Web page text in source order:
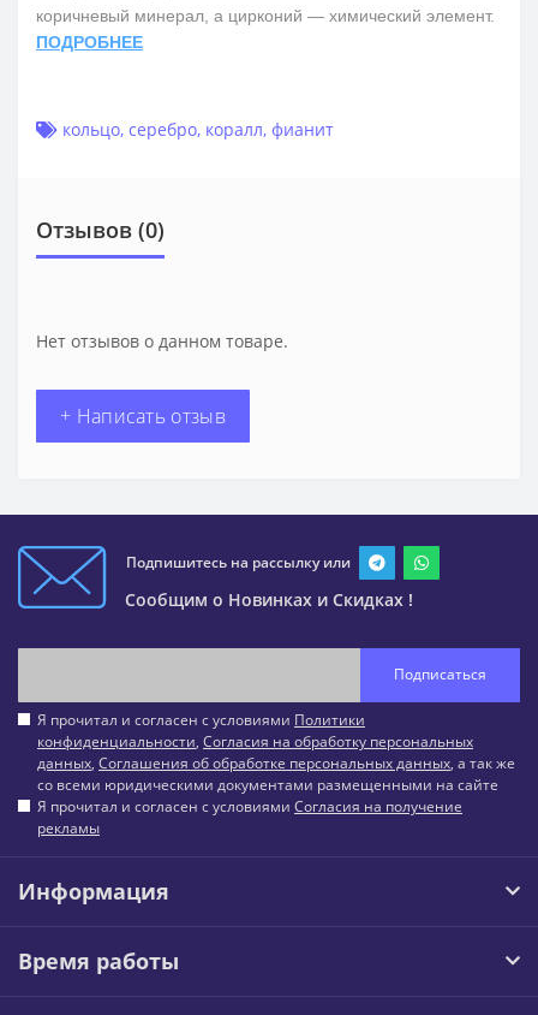
коричневый минерал, а цирконий — химический элемент.
ПОДРОБНЕЕ
кольцо, серебро, коралл, фианит
Отзывов (0)
Нет отзывов о данном товаре.
+ Написать отзыв
Подпишитесь на рассылку или
Сообщим о Новинках и Скидках !
Подписаться
Я прочитал и согласен с условиями Политики
конфиденциальности, Согласия на обработку персональных
данных, Соглашения об обработке персональных данных, а так же
со всеми юридическими документами размещенными на сайте
Я прочитал и согласен с условиями Согласия на получение
рекламы
Информация
Время работы